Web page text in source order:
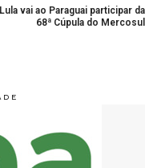
Lula vai ao Paraguai participar da
68ª Cúpula do Mercosul